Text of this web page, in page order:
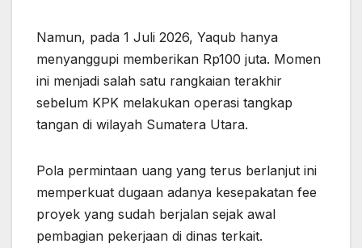
Namun, pada 1 Juli 2026, Yaqub hanya
menyanggupi memberikan Rp100 juta. Momen
ini menjadi salah satu rangkaian terakhir
sebelum KPK melakukan operasi tangkap
tangan di wilayah Sumatera Utara.
Pola permintaan uang yang terus berlanjut ini
memperkuat dugaan adanya kesepakatan fee
proyek yang sudah berjalan sejak awal
pembagian pekerjaan di dinas terkait.